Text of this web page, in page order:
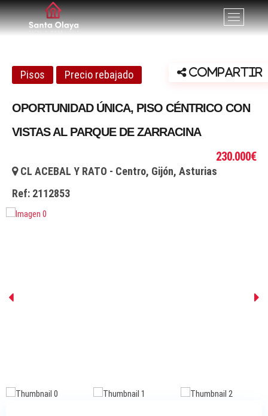
Santa Olaya. Agencia
inmobiliaria en Gijón
SERVICIOS PROFESIONALES INMOBILIARIOS EN GIJÓN,
ASTURIAS
B
o
n
l
ú
Pisos Precio rebajado
OPORTUNIDAD ÚNICA, PISO CÉNTRICO CON
VISTAS AL PARQUE DE ZARRACINA
230.000€
CL ACEBAL Y RATO - Centro, Gijón, Asturias
Ref: 2112853
Compartir